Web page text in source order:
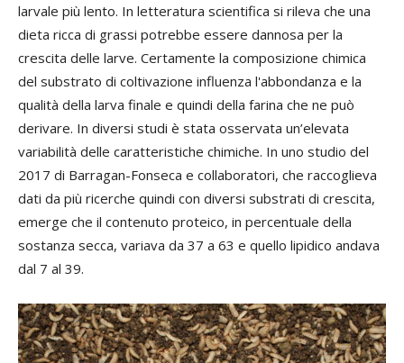
larvale più lento. In letteratura scientifica si rileva che una
dieta ricca di grassi potrebbe essere dannosa per la
crescita delle larve. Certamente la composizione chimica
del substrato di coltivazione influenza l'abbondanza e la
qualità della larva finale e quindi della farina che ne può
derivare. In diversi studi è stata osservata un’elevata
variabilità delle caratteristiche chimiche. In uno studio del
2017 di Barragan-Fonseca e collaboratori, che raccoglieva
dati da più ricerche quindi con diversi substrati di crescita,
emerge che il contenuto proteico, in percentuale della
sostanza secca, variava da 37 a 63 e quello lipidico andava
dal 7 al 39.